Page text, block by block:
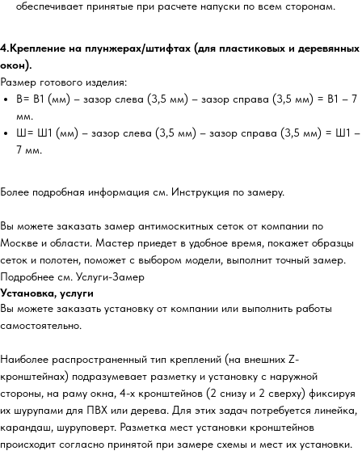
обеспечивает принятые при расчете напуски по всем сторонам.
4.Крепление на плунжерах/штифтах (для пластиковых и деревянных
окон).
Размер готового изделия:
В= В1 (мм) – зазор слева (3,5 мм) – зазор справа (3,5 мм) = В1 – 7
мм.
Ш= Ш1 (мм) – зазор слева (3,5 мм) – зазор справа (3,5 мм) = Ш1 –
7 мм.
Более подробная информация см. Инструкция по замеру.
Вы можете заказать замер антимоскитных сеток от компании по
Москве и области. Мастер приедет в удобное время, покажет образцы
сеток и полотен, поможет с выбором модели, выполнит точный замер.
Подробнее см. Услуги-Замер
Установка, услуги
Вы можете заказать установку от компании или выполнить работы
самостоятельно.
Наиболее распространенный тип креплений (на внешних Z-
кронштейнах) подразумевает разметку и установку с наружной
стороны, на раму окна, 4-х кронштейнов (2 снизу и 2 сверху) фиксируя
их шурупами для ПВХ или дерева. Для этих задач потребуется линейка,
карандаш, шуруповерт. Разметка мест установки кронштейнов
происходит согласно принятой при замере схемы и мест их установки.